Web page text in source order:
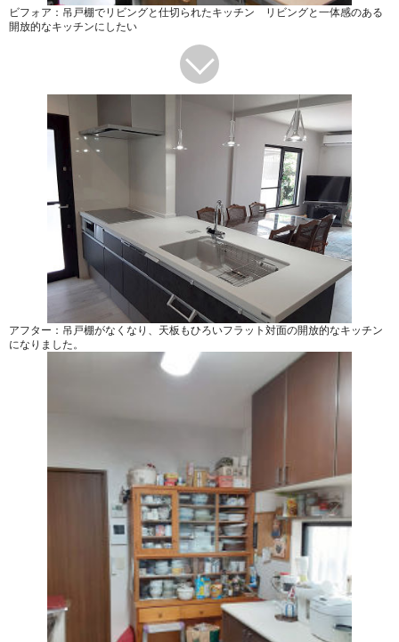
ビフォア：吊戸棚でリビングと仕切られたキッチン リビングと一体感のある
開放的なキッチンにしたい
アフター：吊戸棚がなくなり、天板もひろいフラット対面の開放的なキッチン
になりました。